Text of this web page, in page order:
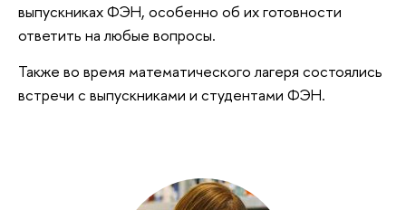
выпускниках ФЭН, особенно об их готовности
ответить на любые вопросы.
Также во время математического лагеря состоялись
встречи с выпускниками и студентами ФЭН.